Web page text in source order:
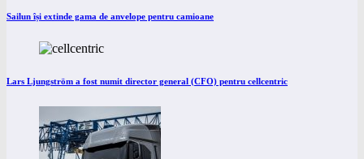
Sailun își extinde gama de anvelope pentru camioane
Lars Ljungström a fost numit director general (CFO) pentru cellcentric